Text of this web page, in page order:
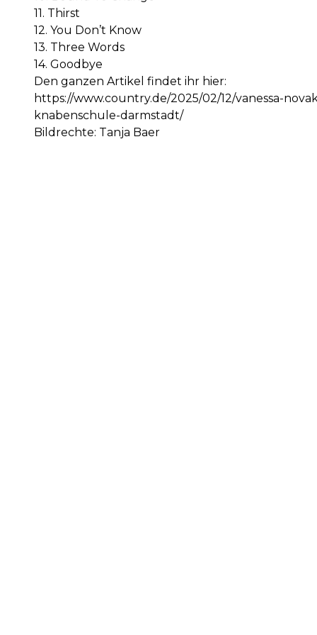
11. Thirst
12. You Don’t Know
13. Three Words
14. Goodbye
Den ganzen Artikel findet ihr hier:
https://www.country.de/2025/02/12/vanessa-
knabenschule-darmstadt/
Bildrechte: Tanja Baer